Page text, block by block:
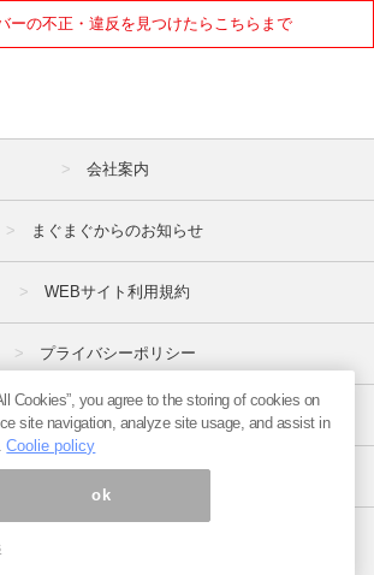
ーの不正・違反を見つけたらこちらまで
会社案内
まぐまぐからのお知らせ
WEBサイト利用規約
プライバシーポリシー
特定商取引法
商標権者に属します。
Cookies”, you agree to the storing of cookies on
site navigation, analyze site usage, and assist in
Coolie policy
ok